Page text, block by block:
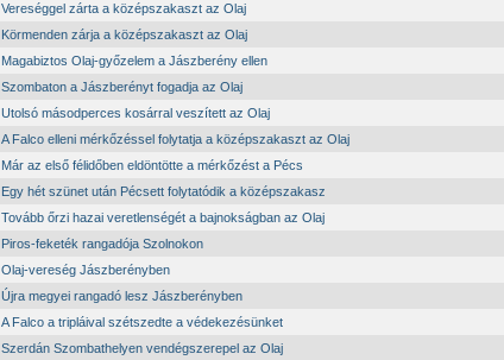
Vereséggel zárta a középszakaszt az Olaj
Körmenden zárja a középszakaszt az Olaj
Magabiztos Olaj-győzelem a Jászberény ellen
Szombaton a Jászberényt fogadja az Olaj
Utolsó másodperces kosárral veszített az Olaj
A Falco elleni mérkőzéssel folytatja a középszakaszt az Olaj
Már az első félidőben eldöntötte a mérkőzést a Pécs
Egy hét szünet után Pécsett folytatódik a középszakasz
Tovább őrzi hazai veretlenségét a bajnokságban az Olaj
Piros-feketék rangadója Szolnokon
Olaj-vereség Jászberényben
Újra megyei rangadó lesz Jászberényben
A Falco a tripláival szétszedte a védekezésünket
Szerdán Szombathelyen vendégszerepel az Olaj